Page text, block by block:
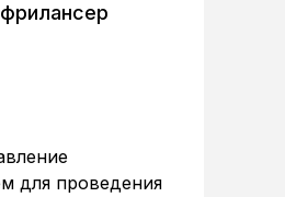
для проведения